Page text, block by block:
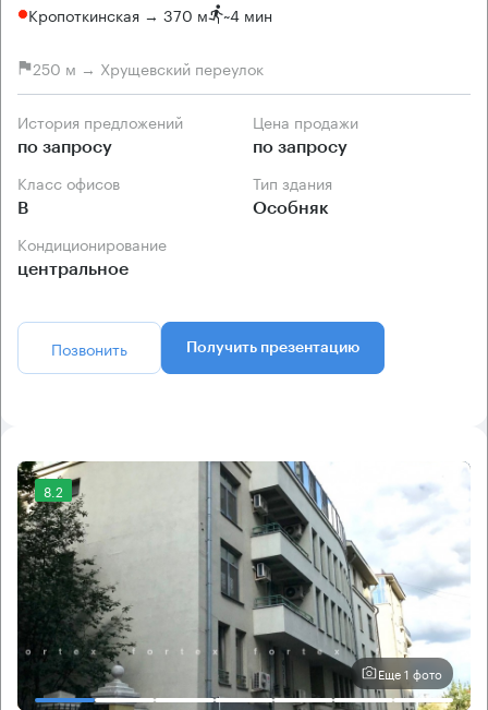
Кропоткинская → 370 м ~4 мин
250 м → Хрущевский переулок
История предложений
по запросу
Цена продажи
по запросу
Класс офисов
B
Тип здания
Особняк
Кондиционирование
центральное
Позвонить Получить презентацию
8.2
Еще 1 фото